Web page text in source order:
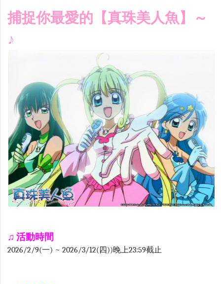
捕捉你最愛的【真珠美人魚】
～
♪
♫ 活動時間
2026/2/9(一) ~ 2026/3/12(四))晚上23:59截止